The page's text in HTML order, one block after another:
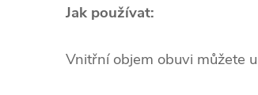
Jak používat:
Vnitřní objem obuvi můžete